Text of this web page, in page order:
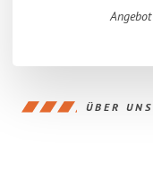
Angebot
ÜBER UNS